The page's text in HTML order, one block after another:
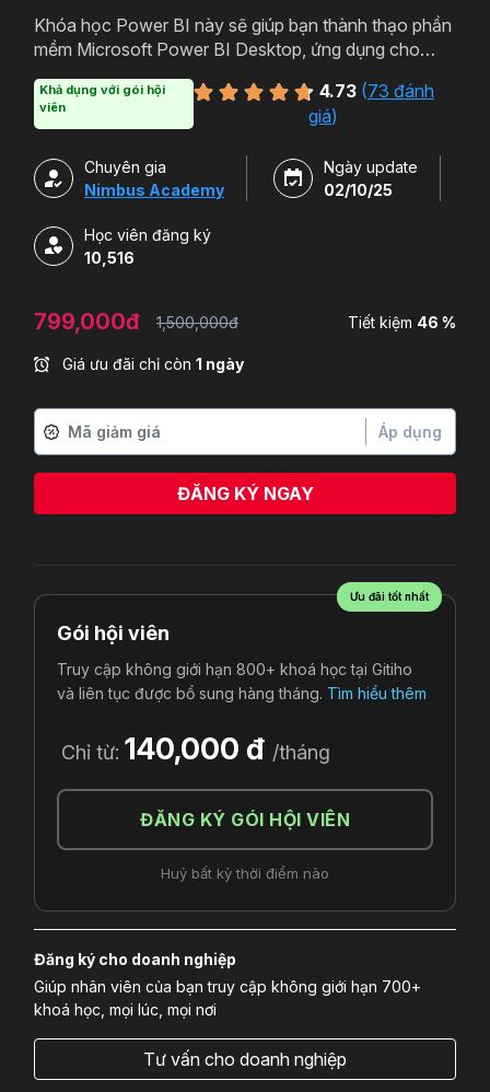
Khóa học Power BI này sẽ giúp bạn thành thạo phần
mềm Microsoft Power BI Desktop, ứng dụng cho
và phân tích dữ liệu kinh doanh, tăng trưởng Doanh
nghiệp.
Khả dụng với gói hội
viên
4.73(73 đánh
giá)
Chuyên gia
Nimbus Academy
Ngày update
02/10/25
Học viên đăng ký
10,516
799,000đ 1,500,000đ Tiết kiệm 46 %
Giá ưu đãi chỉ còn 1 ngày
Áp dụng
ĐĂNG KÝ NGAY
Ưu đãi tốt nhất
Gói hội viên
Truy cập không giới hạn 800+ khoá học tại Gitiho
và liên tục được bổ sung hàng tháng. Tìm hiểu thêm
Chỉ từ: 140,000 đ /tháng
ĐĂNG KÝ GÓI HỘI VIÊN
Huỷ bất kỳ thời điểm nào
Đăng ký cho doanh nghiệp
Giúp nhân viên của bạn truy cập không giới hạn 700+
khoá học, mọi lúc, mọi nơi
Tư vấn cho doanh nghiệp